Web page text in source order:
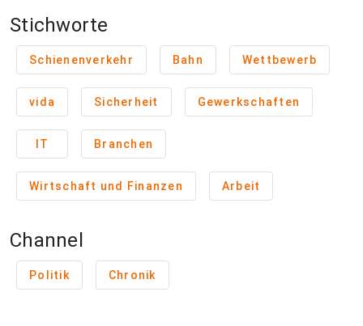
Stichworte
Schienenverkehr Bahn Wettbewerb
vida Sicherheit Gewerkschaften
IT Branchen
Wirtschaft und Finanzen Arbeit
Channel
Politik Chronik